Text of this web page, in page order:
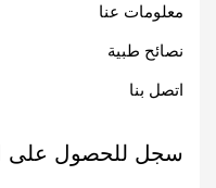
معلومات عنا
نصائح طبية
اتصل بنا
سجل للحصول على